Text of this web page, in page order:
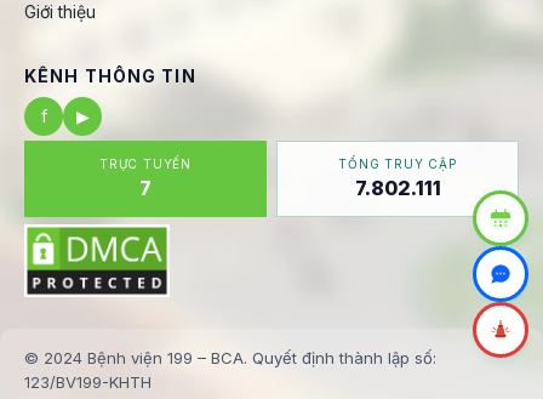
Giới thiệu
KÊNH THÔNG TIN
f
▶
TRỰC TUYẾN
7
TỔNG TRUY CẬP
7.802.111
© 2024 Bệnh viện 199 – BCA. Quyết định thành lập số:
123/BV199-KHTH